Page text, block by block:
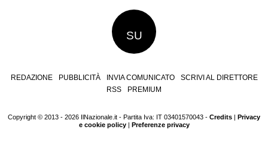
SU
REDAZIONE PUBBLICITÀ INVIA COMUNICATO
SCRIVI AL DIRETTORE
RSS
PREMIUM
Copyright © 2013 - 2026 IlNazionale.it - Partita Iva: IT 03401570043 - Credits | Privacy
e cookie policy| Preferenze privacy